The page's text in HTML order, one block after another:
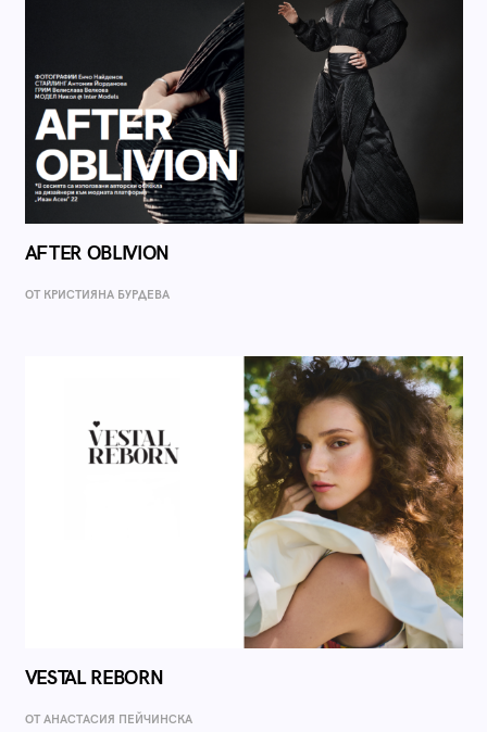
AFTER OBLIVION
ОТ КРИСТИЯНА БУРДЕВА
VESTAL REBORN
ОТ AНАСТАСИЯ ПЕЙЧИНСКА